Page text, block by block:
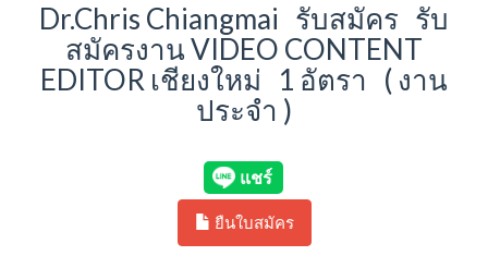
Dr.Chris Chiangmai รับสมัคร รับ
สมัครงาน VIDEO CONTENT
EDITOR เชียงใหม่ 1 อัตรา ( งาน
ประจำ )
ยืนใบสมัคร